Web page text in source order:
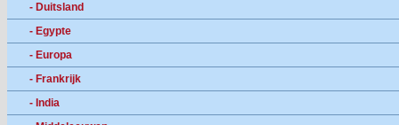
- Duitsland
- Egypte
- Europa
- Frankrijk
- India